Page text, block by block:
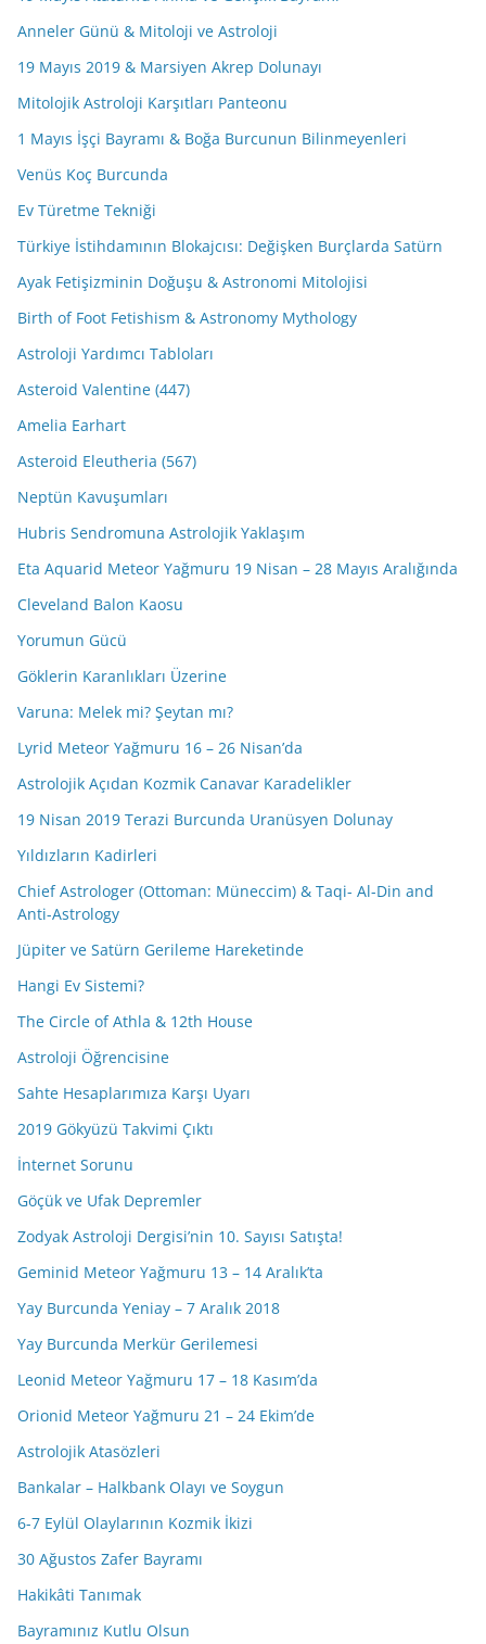
Anneler Günü & Mitoloji ve Astroloji
19 Mayıs 2019 & Marsiyen Akrep Dolunayı
Mitolojik Astroloji Karşıtları Panteonu
1 Mayıs İşçi Bayramı & Boğa Burcunun Bilinmeyenleri
Venüs Koç Burcunda
Ev Türetme Tekniği
Türkiye İstihdamının Blokajcısı: Değişken Burçlarda Satürn
Ayak Fetişizminin Doğuşu & Astronomi Mitolojisi
Birth of Foot Fetishism & Astronomy Mythology
Astroloji Yardımcı Tabloları
Asteroid Valentine (447)
Amelia Earhart
Asteroid Eleutheria (567)
Neptün Kavuşumları
Hubris Sendromuna Astrolojik Yaklaşım
Eta Aquarid Meteor Yağmuru 19 Nisan – 28 Mayıs Aralığında
Cleveland Balon Kaosu
Yorumun Gücü
Göklerin Karanlıkları Üzerine
Varuna: Melek mi? Şeytan mı?
Lyrid Meteor Yağmuru 16 – 26 Nisan’da
Astrolojik Açıdan Kozmik Canavar Karadelikler
19 Nisan 2019 Terazi Burcunda Uranüsyen Dolunay
Yıldızların Kadirleri
Chief Astrologer (Ottoman: Müneccim) & Taqi- Al-Din and
Anti-Astrology
Jüpiter ve Satürn Gerileme Hareketinde
Hangi Ev Sistemi?
The Circle of Athla & 12th House
Astroloji Öğrencisine
Sahte Hesaplarımıza Karşı Uyarı
2019 Gökyüzü Takvimi Çıktı
İnternet Sorunu
Göçük ve Ufak Depremler
Zodyak Astroloji Dergisi’nin 10. Sayısı Satışta!
Geminid Meteor Yağmuru 13 – 14 Aralık’ta
Yay Burcunda Yeniay – 7 Aralık 2018
Yay Burcunda Merkür Gerilemesi
Leonid Meteor Yağmuru 17 – 18 Kasım’da
Orionid Meteor Yağmuru 21 – 24 Ekim’de
Astrolojik Atasözleri
Bankalar – Halkbank Olayı ve Soygun
6-7 Eylül Olaylarının Kozmik İkizi
30 Ağustos Zafer Bayramı
Hakikâti Tanımak
Bayramınız Kutlu Olsun